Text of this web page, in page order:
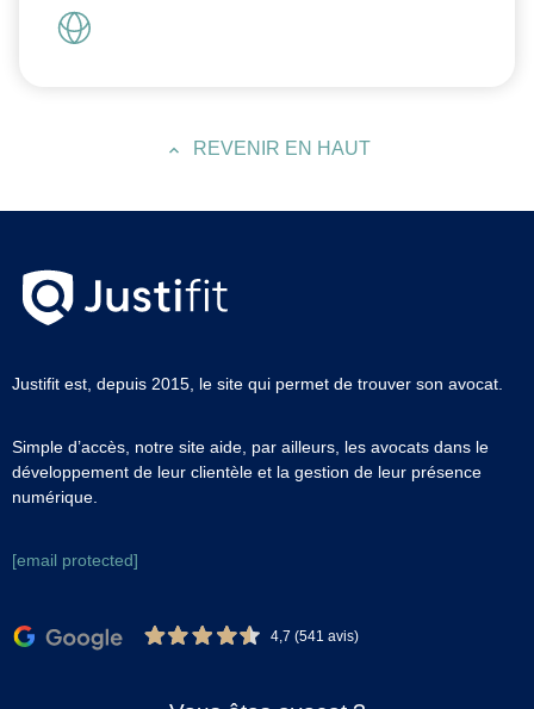
REVENIR EN HAUT
Justifit est, depuis 2015, le site qui permet de trouver son avocat.
Simple d’accès, notre site aide, par ailleurs, les avocats dans le
développement de leur clientèle et la gestion de leur présence
numérique.
[email protected]
4,7 (541 avis)